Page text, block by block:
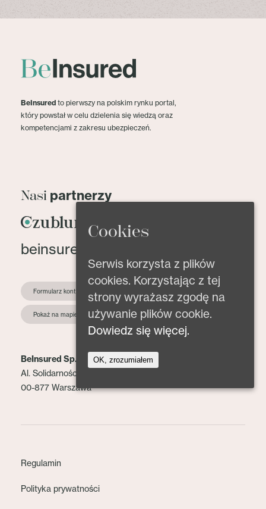
BeInsured to pierwszy na polskim rynku portal,
który powstał w celu dzielenia się wiedzą oraz
kompetencjami z zakresu ubezpieczeń.
Nasi partnerzy
beinsured@beinsured.pl
Formularz kontaktowy
Pokaż na mapie
BeInsured Sp. z o.o.
Al. Solidarności 153 lok. 2
00-877 Warszawa
Regulamin
Polityka prywatności
Cookies
Serwis korzysta z plików
cookies. Korzystając z tej
strony wyrażasz zgodę na
używanie plików cookie.
Dowiedz się więcej.
OK, zrozumiałem